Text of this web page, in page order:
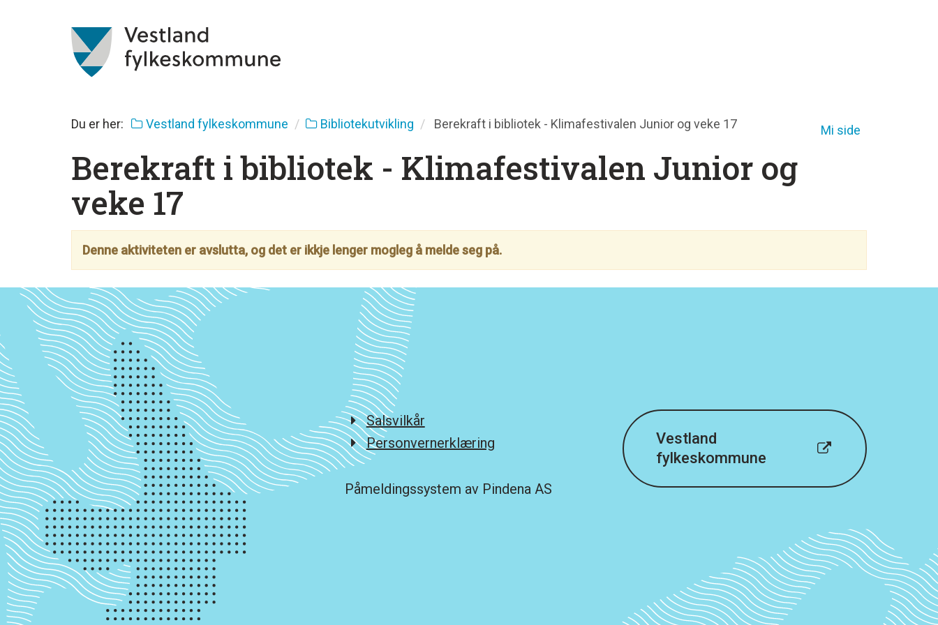
Mi side
Du er her: Vestland fylkeskommune Bibliotekutvikling Berekraft i bibliotek - Klimafestivalen Junior og veke 17
Berekraft i bibliotek - Klimafestivalen Junior og
veke 17
Denne aktiviteten er avslutta, og det er ikkje lenger mogleg å melde seg på.
Salsvilkår
Personvernerklæring
Påmeldingssystem av Pindena AS
Vestland
fylkeskommune